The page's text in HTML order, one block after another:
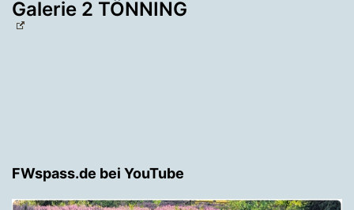
Galerie 2 TÖNNING
FWspass.de bei YouTube